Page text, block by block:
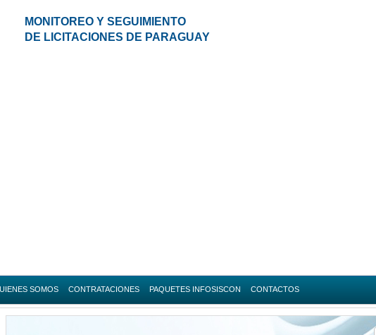
MONITOREO Y SEGUIMIENTO
DE LICITACIONES DE PARAGUAY
SOMOS CONTRATACIONES
Búsqueda
PAQUETES INFOSISCON CONTACTOS